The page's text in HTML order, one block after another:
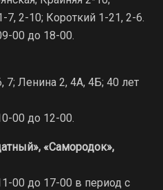
2-10; Короткий 1-21, 2-6.
00 до 18-00.
7; Ленина 2, 4А, 4Б; 40 лет
00 до 12-00.
«Самородок»,
00 до 17-00 в период с